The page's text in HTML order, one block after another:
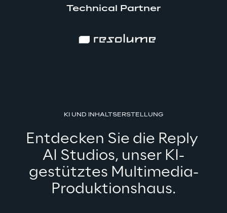
Technical Partner
KI UND INHALTSERSTELLUNG
Entdecken Sie die Reply
AI Studios, unser KI-
gestütztes Multimedia-
Produktionshaus.